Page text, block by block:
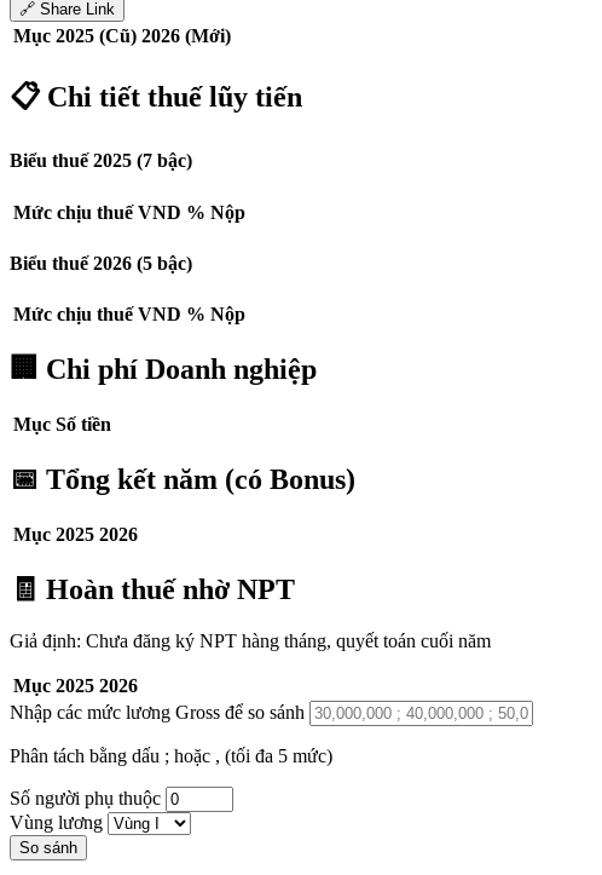
🔗 Share Link
Mục 2025 (Cũ) 2026 (Mới)
📋 Chi tiết thuế lũy tiến
Biểu thuế 2025 (7 bậc)
Mức chịu thuế VND % Nộp
Biểu thuế 2026 (5 bậc)
Mức chịu thuế VND % Nộp
🏢 Chi phí Doanh nghiệp
Mục Số tiền
📅 Tổng kết năm (có Bonus)
Mục 2025 2026
🧾 Hoàn thuế nhờ NPT
Giả định: Chưa đăng ký NPT hàng tháng, quyết toán cuối năm
Mục 2025 2026
Nhập các mức lương Gross để so sánh
Phân tách bằng dấu ; hoặc , (tối đa 5 mức)
Số người phụ thuộc
Vùng lương
So sánh